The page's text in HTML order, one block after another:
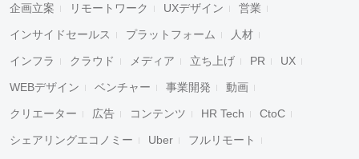
企画立案 リモートワーク UXデザイン 営業
インサイドセールス プラットフォーム 人材
インフラ クラウド メディア 立ち上げ PR UX
WEBデザイン ベンチャー 事業開発 動画
クリエーター 広告 コンテンツ HR Tech CtoC
シェアリングエコノミー Uber フルリモート